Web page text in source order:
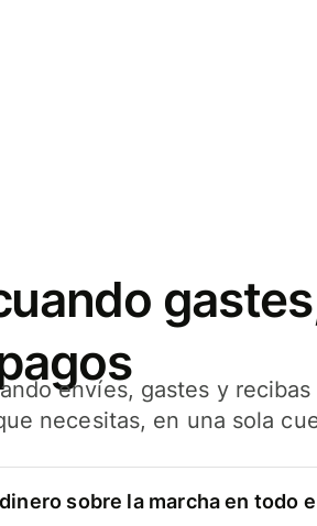
envíes, gastes y
necesitas, en una sola
sobre la marcha en todo